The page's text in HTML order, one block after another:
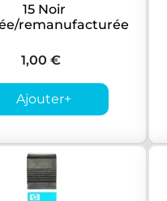
15 Noir
remanufacturée
1,00 €
Ajouter+